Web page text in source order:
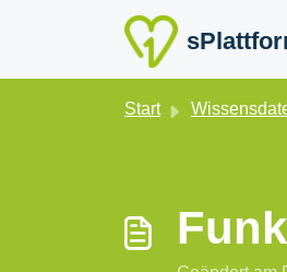
Start